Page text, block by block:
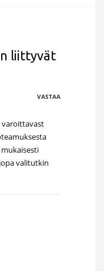
liittyvät
VASTAA
varoittavast
valitutkin